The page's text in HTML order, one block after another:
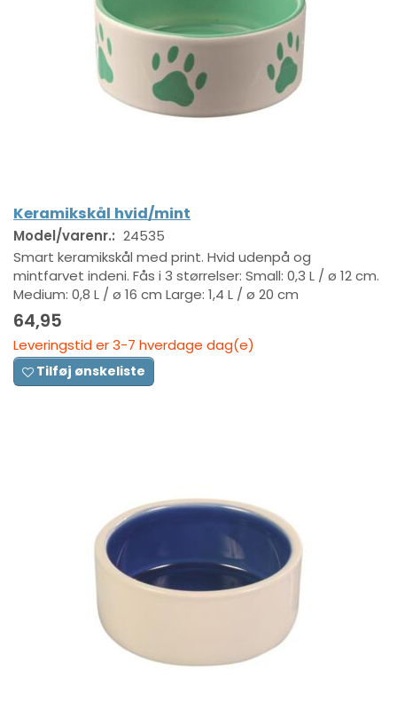
Keramikskål hvid/mint
Model/varenr.: 24535
Smart keramikskål med print. Hvid udenpå og
mintfarvet indeni. Fås i 3 størrelser: Small: 0,3 L / ø 12 cm.
Medium: 0,8 L / ø 16 cm Large: 1,4 L / ø 20 cm
64,95
Leveringstid er 3-7 hverdage dag(e)
Tilføj ønskeliste